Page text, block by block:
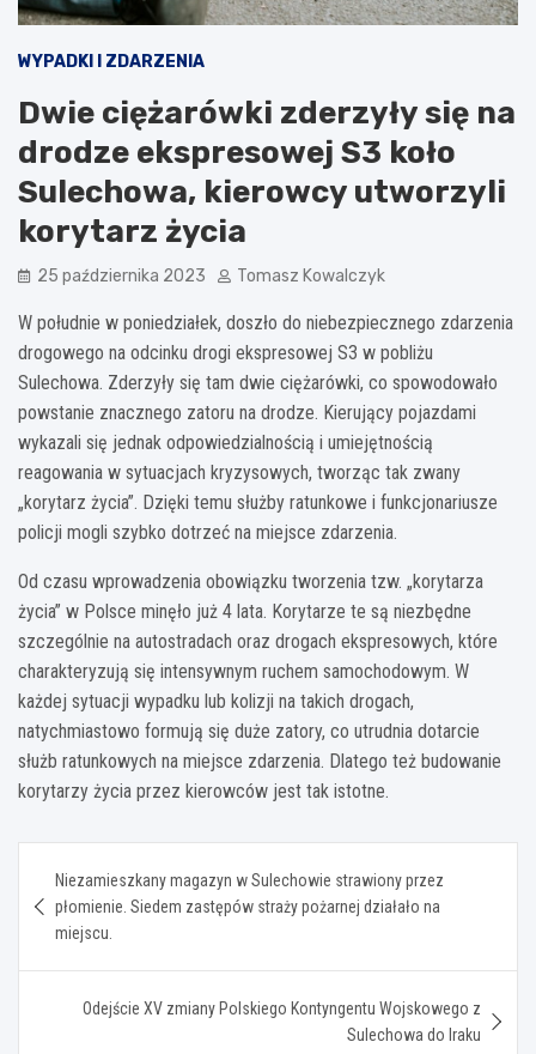
WYPADKI I ZDARZENIA
Dwie ciężarówki zderzyły się na
drodze ekspresowej S3 koło
Sulechowa, kierowcy utworzyli
korytarz życia
25 października 2023 Tomasz Kowalczyk
W południe w poniedziałek, doszło do niebezpiecznego zdarzenia
drogowego na odcinku drogi ekspresowej S3 w pobliżu
Sulechowa. Zderzyły się tam dwie ciężarówki, co spowodowało
powstanie znacznego zatoru na drodze. Kierujący pojazdami
wykazali się jednak odpowiedzialnością i umiejętnością
reagowania w sytuacjach kryzysowych, tworząc tak zwany
„korytarz życia”. Dzięki temu służby ratunkowe i funkcjonariusze
policji mogli szybko dotrzeć na miejsce zdarzenia.
Od czasu wprowadzenia obowiązku tworzenia tzw. „korytarza
życia” w Polsce minęło już 4 lata. Korytarze te są niezbędne
szczególnie na autostradach oraz drogach ekspresowych, które
charakteryzują się intensywnym ruchem samochodowym. W
każdej sytuacji wypadku lub kolizji na takich drogach,
natychmiastowo formują się duże zatory, co utrudnia dotarcie
służb ratunkowych na miejsce zdarzenia. Dlatego też budowanie
korytarzy życia przez kierowców jest tak istotne.
wpisu
Niezamieszkany magazyn w Sulechowie strawiony przez
płomienie. Siedem zastępów straży pożarnej działało na
miejscu.
Odejście XV zmiany Polskiego Kontyngentu Wojskowego z
Sulechowa do Iraku